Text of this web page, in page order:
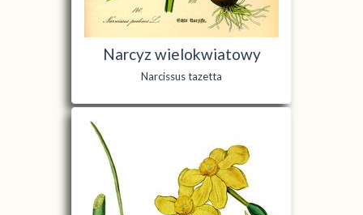
Narcyz wielokwiatowy
Narcissus tazetta